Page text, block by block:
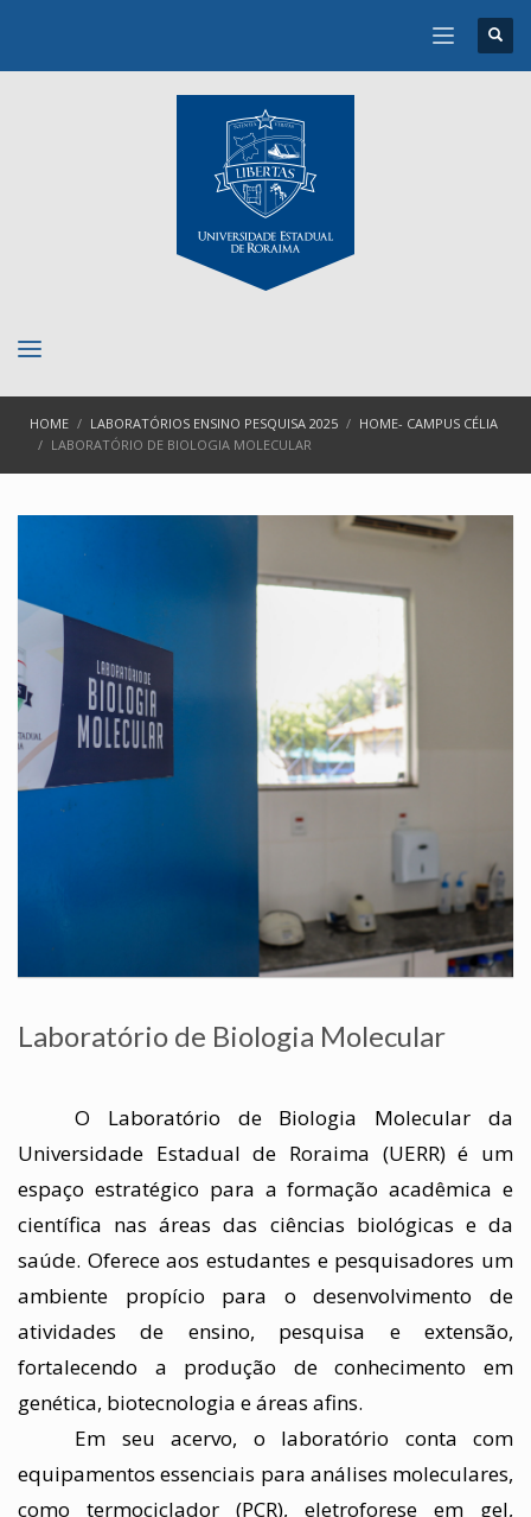
HOME LABORATÓRIOS ENSINO PESQUISA 2025
HOME- CAMPUS CÉLIA
LABORATÓRIO DE BIOLOGIA MOLECULAR
Laboratório de Biologia Molecular
O Laboratório de Biologia Molecular da
Universidade Estadual de Roraima (UERR) é um
espaço estratégico para a formação acadêmica e
científica nas áreas das ciências biológicas e da
saúde. Oferece aos estudantes e pesquisadores um
ambiente propício para o desenvolvimento de
atividades de ensino, pesquisa e extensão,
fortalecendo a produção de conhecimento em
genética, biotecnologia e áreas afins.
Em seu acervo, o laboratório conta com
equipamentos essenciais para análises moleculares,
como termociclador (PCR), eletroforese em gel,